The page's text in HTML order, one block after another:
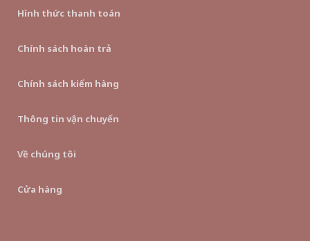
Hình thức thanh toán
Chính sách hoàn trả
Chính sách kiểm hàng
Thông tin vận chuyển
Về chúng tôi
Cửa hàng